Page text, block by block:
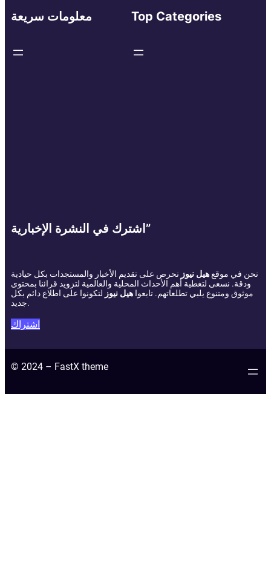
معلومات سريعة Top Categories
اشترك في النشرة الإخبارية”
نحن في موقعهيل نيوز نحرص على تقديم الأخبار والمستجدات بكل حيادية
ودقة. نسعى لتغطية أهم الأحداث المحلية والعالمية لتزويد قرائنا بمحتوى
موثوق ومتنوع يلبي تطلعاتهم. تابعوا هيل نيوز لتكونوا على اطلاع دائم بكل
جديد.
اشتراك
© 2024 – FastX theme